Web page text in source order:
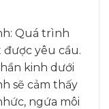
Quá trình
yêu cầu.
kinh dưới
sẽ cảm thấy
ngứa môi